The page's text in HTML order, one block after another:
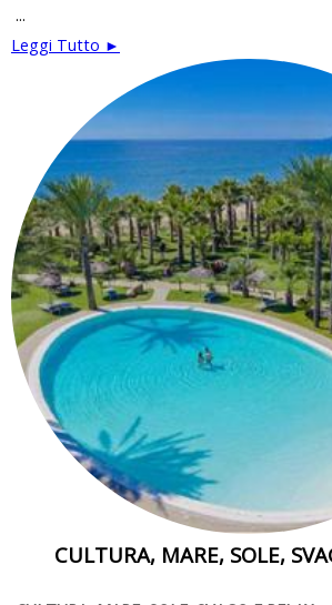
...
Leggi Tutto ►
CULTURA, MARE, SOLE,